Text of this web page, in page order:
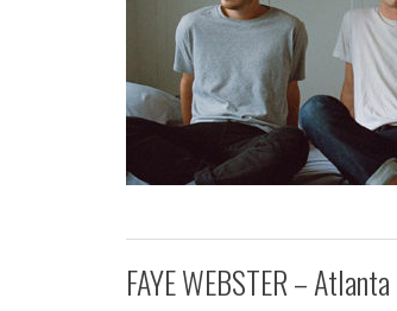
FAYE WEBSTER –